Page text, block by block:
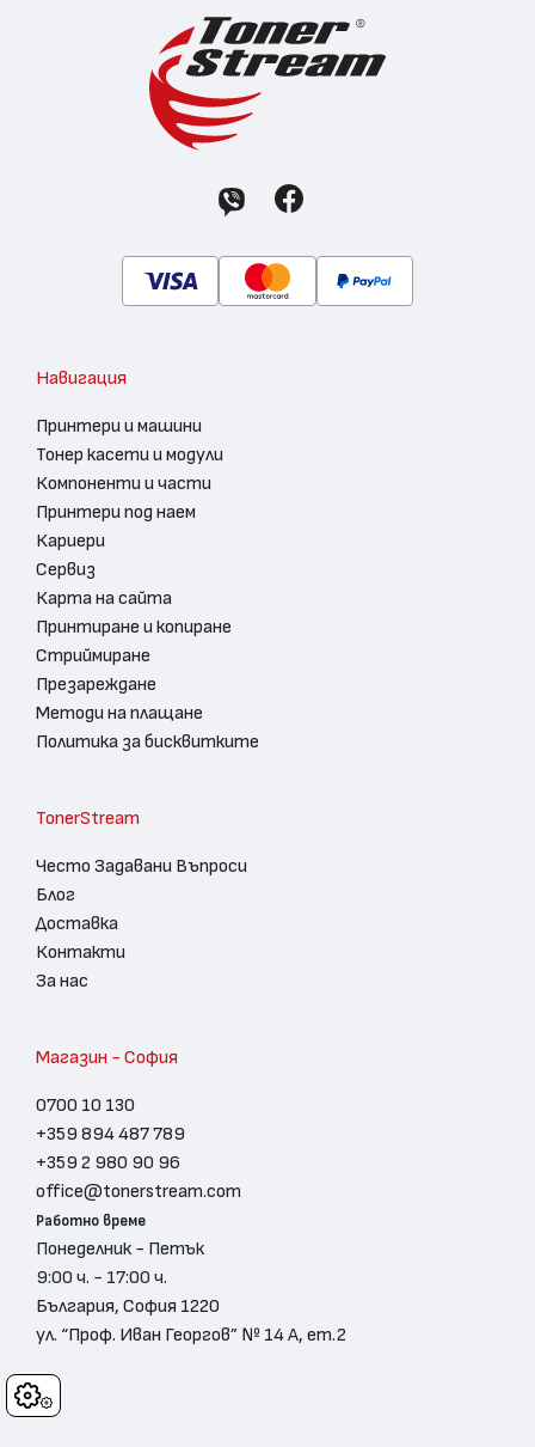
Cookies
Навигация
Принтери и машини
Тонер касети и модули
Компоненти и части
Принтери под наем
Кариери
Сервиз
Карта на сайта
Принтиране и копиране
Стриймиране
Презареждане
Методи на плащане
Политика за бисквитките
TonerStream
Често Задавани Въпроси
Блог
Доставка
Контакти
За нас
Магазин - София
0700 10 130
+359 894 487 789
+359 2 980 90 96
office@tonerstream.com
Работно време
Понеделник - Петък
9:00 ч. - 17:00 ч.
България, София 1220
ул. “Проф. Иван Георгов” № 14 А, ет.2